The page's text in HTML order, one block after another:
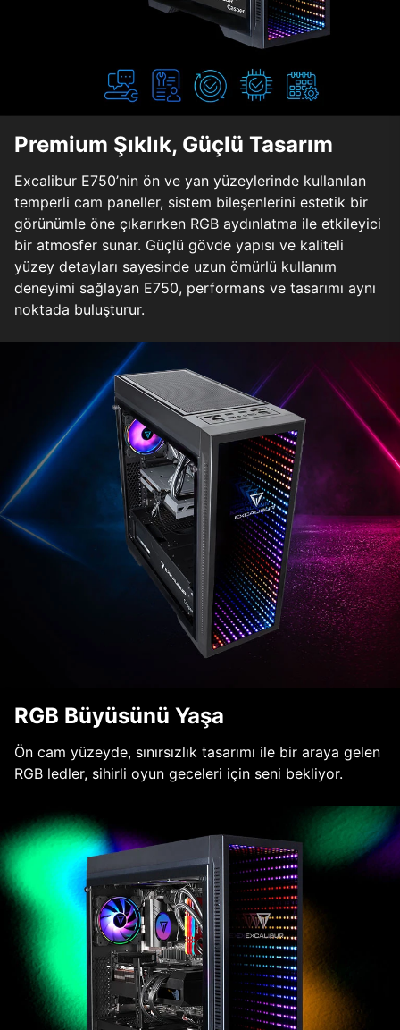
Premium Şıklık, Güçlü Tasarım
Excalibur E750’nin ön ve yan yüzeylerinde kullanılan
temperli cam paneller, sistem bileşenlerini estetik bir
görünümle öne çıkarırken RGB aydınlatma ile etkileyici
bir atmosfer sunar. Güçlü gövde yapısı ve kaliteli
yüzey detayları sayesinde uzun ömürlü kullanım
deneyimi sağlayan E750, performans ve tasarımı aynı
noktada buluşturur.
RGB Büyüsünü Yaşa
Ön cam yüzeyde, sınırsızlık tasarımı ile bir araya gelen
RGB ledler, sihirli oyun geceleri için seni bekliyor.